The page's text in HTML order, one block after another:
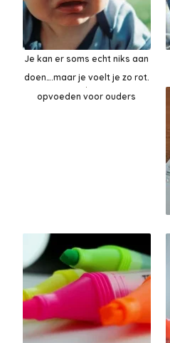
Je kan er soms echt niks aan
doen….maar je voelt je zo rot.
opvoeden voor ouders